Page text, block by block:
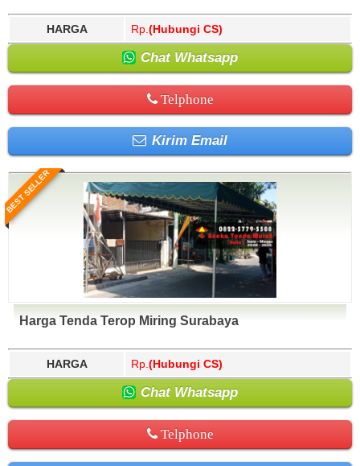
HARGA Rp. (Hubungi CS)
Chat Whatsapp
Telphone
Kirim Email
BEST SELLER
Harga Tenda Terop Miring Surabaya
HARGA Rp. (Hubungi CS)
Chat Whatsapp
Telphone